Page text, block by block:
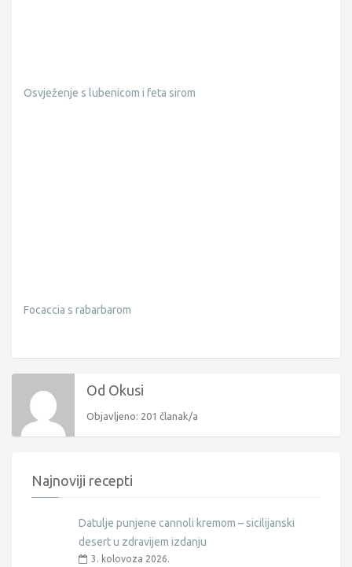
Osvježenje s lubenicom i feta sirom
Focaccia s rabarbarom
Od Okusi
Objavljeno: 201 članak/a
Najnoviji recepti
Datulje punjene cannoli kremom – sicilijanski
desert u zdravijem izdanju
3. kolovoza 2026.